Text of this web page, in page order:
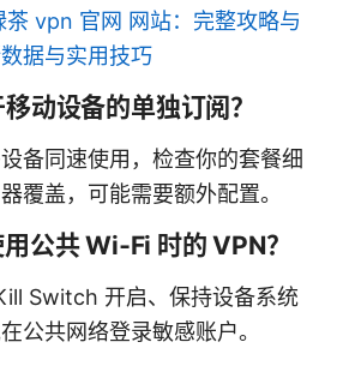
茶 vpn 官网 网站：完整攻略与
据与实用技巧
动设备的单独订阅？
备同速使用，检查你的套餐细
覆盖，可能需要额外配置。
公共 Wi‑Fi 时的 VPN？
Switch 开启、保持设备系统
公共网络登录敏感账户。